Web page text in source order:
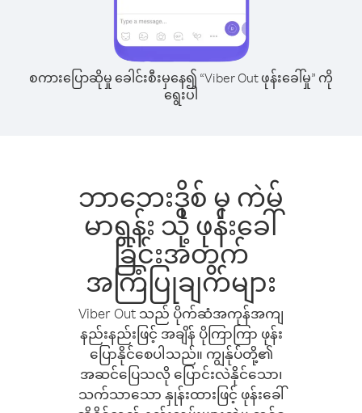
စကားပြောဆိုမှု ခေါင်းစီးမှနေ၍ “Viber Out ဖုန်းခေါ်မှု” ကို
ရွေးပါ
ဘာဘေးဒိုစ် မှ ကဲမ်
မာရွန်း သို့ ဖုန်းခေါ်
ခြင်းအတွက်
အကြံပြုချက်များ
Viber Out သည် ပိုက်ဆံအကုန်အကျ
နည်းနည်းဖြင့် အချိန် ပိုကြာကြာ ဖုန်း
ပြောနိုင်စေပါသည်။ ကျွန်ုပ်တို့၏
အဆင်ပြေသလို ပြောင်းလဲနိုင်သော၊
သက်သာသော နှုန်းထားဖြင့် ဖုန်းခေါ်